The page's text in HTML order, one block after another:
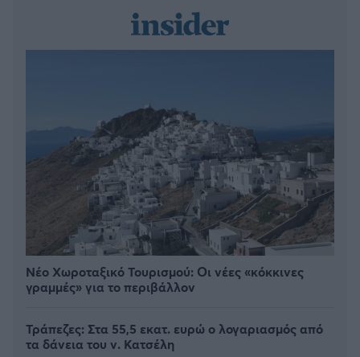
Νέο Χωροταξικό Τουρισμού: Οι νέες «κόκκινες
γραμμές» για το περιβάλλον
Τράπεζες: Στα 55,5 εκατ. ευρώ ο λογαριασμός από
τα δάνεια του ν. Κατσέλη